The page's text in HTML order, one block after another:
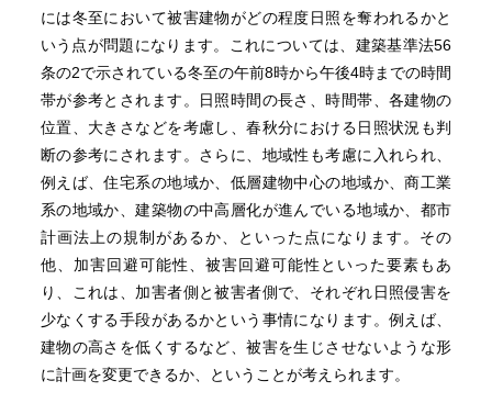
には冬至において被害建物がどの程度日照を奪われるかと
いう点が問題になります。これについては、建築基準法56
条の2で示されている冬至の午前8時から午後4時までの時間
帯が参考とされます。日照時間の長さ、時間帯、各建物の
位置、大きさなどを考慮し、春秋分における日照状況も判
断の参考にされます。さらに、地域性も考慮に入れられ、
例えば、住宅系の地域か、低層建物中心の地域か、商工業
系の地域か、建築物の中高層化が進んでいる地域か、都市
計画法上の規制があるか、といった点になります。その
他、加害回避可能性、被害回避可能性といった要素もあ
り、これは、加害者側と被害者側で、それぞれ日照侵害を
少なくする手段があるかという事情になります。例えば、
建物の高さを低くするなど、被害を生じさせないような形
に計画を変更できるか、ということが考えられます。